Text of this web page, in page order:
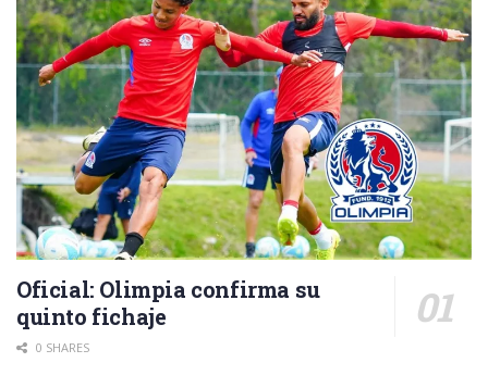
Oficial: Olimpia confirma su
quinto fichaje
0 SHARES